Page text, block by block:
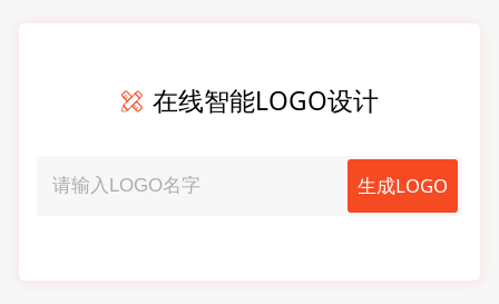
在线智能LOGO设计
生成LOGO